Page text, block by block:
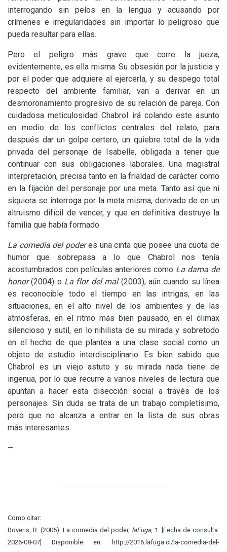
interrogando sin pelos en la lengua y acusando por
crímenes e irregularidades sin importar lo peligroso que
pueda resultar para ellas.
Pero el peligro más grave que corre la jueza,
evidentemente, es ella misma. Su obsesión por la justicia y
por el poder que adquiere al ejercerla, y su despego total
respecto del ambiente familiar, van a derivar en un
desmoronamiento progresivo de su relación de pareja. Con
cuidadosa meticulosidad Chabrol irá colando este asunto
en medio de los conflictos centrales del relato, para
después dar un golpe certero, un quiebre total de la vida
privada del personaje de Isabelle, obligada a tener que
continuar con sus obligaciones laborales. Una magistral
interpretación, precisa tanto en la frialdad de carácter como
en la fijación del personaje por una meta. Tanto así que ni
siquiera se interroga por la meta misma, derivado de en un
altruismo difícil de vencer, y que en definitiva destruye la
familia que había formado.
La comedia del poderes una cinta que posee una cuota de
humor que sobrepasa a lo que Chabrol nos tenía
acostumbrados con películas anteriores como La dama de
honor(2004) o La flor del mal (2003), aún cuando su línea
es reconocible todo el tiempo en las intrigas, en las
situaciones, en el alto nivel de los ambientes y de las
atmósferas, en el ritmo más bien pausado, en el climax
silencioso y sutil, en lo nihilista de su mirada y sobretodo
en el hecho de que plantea a una clase social como un
objeto de estudio interdisciplinario. Es bien sabido que
Chabrol es un viejo astuto y su mirada nada tiene de
ingenua, por lo que recurre a varios niveles de lectura que
apuntan a hacer esta disección social a través de los
personajes. Sin duda se trata de un trabajo completísimo,
pero que no alcanza a entrar en la lista de sus obras
más interesantes.
—
Como citar:
Doveris, R. (2005). La comedia del poder, laFuga, 1. [Fecha de consulta:
2026-08-07] Disponible en: http://2016.lafuga.cl/la-comedia-del-